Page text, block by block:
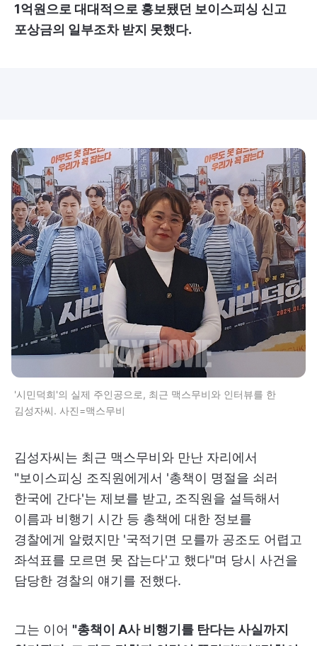
1억원으로 대대적으로 홍보됐던 보이스피싱 신고
포상금의 일부조차 받지 못했다.
'시민덕희'의 실제 주인공으로, 최근 맥스무비와 인터뷰를 한
김성자씨. 사진=맥스무비
김성자씨는 최근 맥스무비와 만난 자리에서
"보이스피싱 조직원에게서 '총책이 명절을 쇠러
한국에 간다'는 제보를 받고, 조직원을 설득해서
이름과 비행기 시간 등 총책에 대한 정보를
경찰에게 알렸지만 '국적기면 모를까 공조도 어렵고
좌석표를 모르면 못 잡는다'고 했다"며 당시 사건을
담당한 경찰의 얘기를 전했다.
그는 이어 "총책이 A사 비행기를 탄다는 사실까지